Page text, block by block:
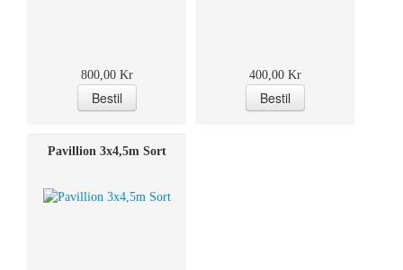
800,00 Kr 400,00 Kr
Pavillion 3x4,5m Sort